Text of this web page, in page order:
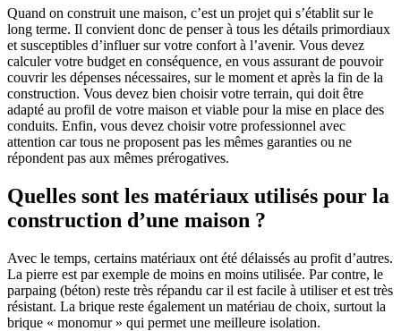
Quand on construit une maison, c’est un projet qui s’établit sur le
long terme. Il convient donc de penser à tous les détails primordiaux
et susceptibles d’influer sur votre confort à l’avenir. Vous devez
calculer votre budget en conséquence, en vous assurant de pouvoir
couvrir les dépenses nécessaires, sur le moment et après la fin de la
construction. Vous devez bien choisir votre terrain, qui doit être
adapté au profil de votre maison et viable pour la mise en place des
conduits. Enfin, vous devez choisir votre professionnel avec
attention car tous ne proposent pas les mêmes garanties ou ne
répondent pas aux mêmes prérogatives.
Quelles sont les matériaux utilisés pour la
construction d’une maison ?
Avec le temps, certains matériaux ont été délaissés au profit d’autres.
La pierre est par exemple de moins en moins utilisée. Par contre, le
parpaing (béton) reste très répandu car il est facile à utiliser et est très
résistant. La brique reste également un matériau de choix, surtout la
brique « monomur » qui permet une meilleure isolation.